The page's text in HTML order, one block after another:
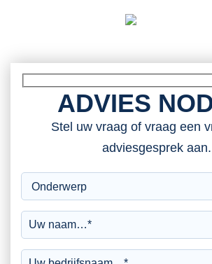
ADVIES
Stel uw vraag of vraag een
adviesgesprek aan.